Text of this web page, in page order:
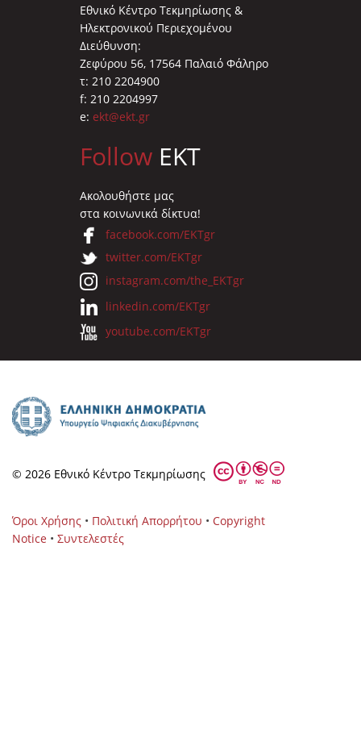
Εθνικό Κέντρο Τεκμηρίωσης &
Ηλεκτρονικού Περιεχομένου
Διεύθυνση:
Ζεφύρου 56, 17564 Παλαιό Φάληρο
τ: 210 2204900
f: 210 2204997
e: ekt@ekt.gr
Follow EKT
Ακολουθήστε μας
στα κοινωνικά δίκτυα!
facebook.com/EKTgr
twitter.com/EKTgr
instagram.com/the_EKTgr
linkedin.com/EKTgr
youtube.com/EKTgr
© 2026 Eθνικό Κέντρο Τεκμηρίωσης
Όροι Χρήσης • Πολιτική Απορρήτου • Copyright
Notice • Συντελεστές